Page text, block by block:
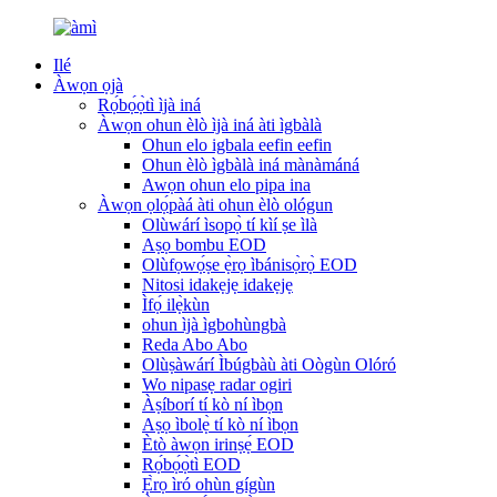
Ilé
Àwọn ọjà
Rọ́bọ́ọ̀tì ìjà iná
Àwọn ohun èlò ìjà iná àti ìgbàlà
Ohun elo igbala eefin eefin
Ohun èlò ìgbàlà iná mànàmáná
Awọn ohun elo pipa ina
Àwọn ọlọ́pàá àti ohun èlò ológun
Olùwárí ìsopọ̀ tí kìí ṣe ìlà
Aṣọ bombu EOD
Olùfọwọ́ṣe ẹ̀rọ ìbánisọ̀rọ̀ EOD
Nitosi idakẹjẹ idakẹjẹ
Ìfọ́ ilẹ̀kùn
ohun ìjà ìgbohùngbà
Reda Abo Abo
Olùṣàwárí Ìbúgbàù àti Oògùn Olóró
Wo nipasẹ radar ogiri
Àṣíborí tí kò ní ìbọn
Aṣọ ìbolẹ̀ tí kò ní ìbọn
Ètò àwọn irinṣẹ́ EOD
Rọ́bọ́ọ̀tì EOD
Ẹ̀rọ ìró ohùn gígùn